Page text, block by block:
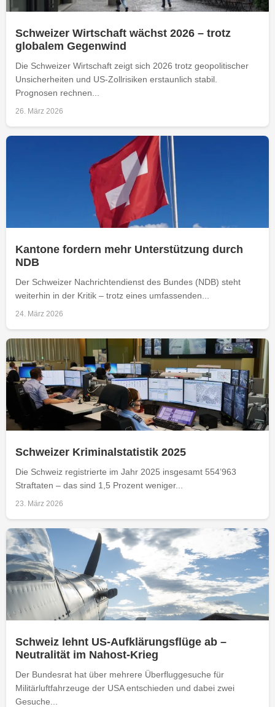
Schweizer Wirtschaft wächst 2026 – trotz
globalem Gegenwind
Die Schweizer Wirtschaft zeigt sich 2026 trotz geopolitischer
Unsicherheiten und US-Zollrisiken erstaunlich stabil.
Prognosen rechnen...
26. März 2026
Kantone fordern mehr Unterstützung durch
NDB
Der Schweizer Nachrichtendienst des Bundes (NDB) steht
weiterhin in der Kritik – trotz eines umfassenden...
24. März 2026
Schweizer Kriminalstatistik 2025
Die Schweiz registrierte im Jahr 2025 insgesamt 554’963
Straftaten – das sind 1,5 Prozent weniger...
23. März 2026
Schweiz lehnt US-Aufklärungsflüge ab –
Neutralität im Nahost-Krieg
Der Bundesrat hat über mehrere Überfluggesuche für
Militärluftfahrzeuge der USA entschieden und dabei zwei
Gesuche...